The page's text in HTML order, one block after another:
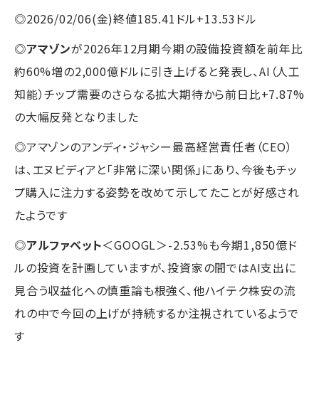
◎2026/02/06(金)終値185.41ドル+13.53ドル
◎アマゾンが2026年12月期今期の設備投資額を前年比
約60%増の2,000億ドルに引き上げると発表し、AI（人工
知能）チップ需要のさらなる拡大期待から前日比+7.87%
の大幅反発となりました
◎アマゾンのアンディ・ジャシー最高経営責任者（CEO）
は、エヌビディアと「非常に深い関係」にあり、今後もチッ
プ購入に注力する姿勢を改めて示してたことが好感され
たようです
◎アルファベット＜GOOGL＞-2.53%も今期1,850億ド
ルの投資を計画していますが、投資家の間ではAI支出に
見合う収益化への慎重論も根強く、他ハイテク株安の流
れの中で今回の上げが持続するか注視されているようで
す